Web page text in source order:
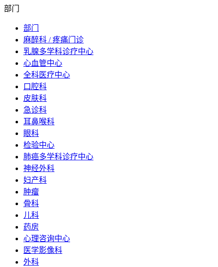
部门
部门
麻醉科 / 疼痛门诊
乳腺多学科诊疗中心
心血管中心
全科医疗中心
口腔科
皮肤科
急诊科
耳鼻喉科
眼科
检验中心
肺癌多学科诊疗中心
神经外科
妇产科
肿瘤
骨科
儿科
药房
心理咨询中心
医学影像科
外科